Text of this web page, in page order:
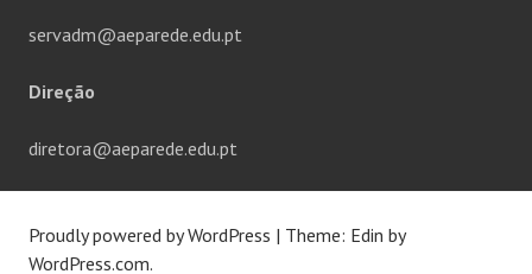
servadm@aeparede.edu.pt
Direção
diretora@aeparede.edu.pt
Proudly powered by WordPress | Theme: Edin by
WordPress.com.